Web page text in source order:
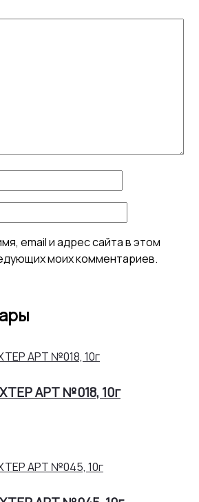
email и адрес сайта в этом
моих комментариев.
АРТ №018, 10г